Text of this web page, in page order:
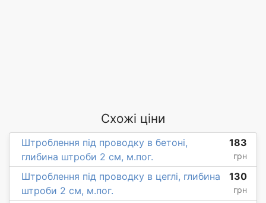
Схожі ціни
Штроблення під проводку в бетоні,
глибина штроби 2 см, м.пог.
183
грн
Штроблення під проводку в цеглі, глибина
штроби 2 см, м.пог.
130
грн